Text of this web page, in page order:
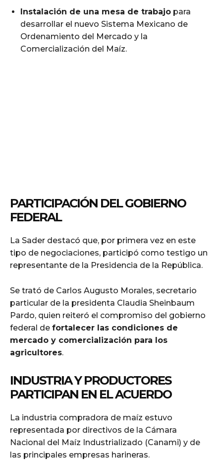
Instalación de una mesa de trabajo para
desarrollar el nuevo Sistema Mexicano de
Ordenamiento del Mercado y la
Comercialización del Maíz.
PARTICIPACIÓN DEL GOBIERNO
FEDERAL
La Sader destacó que, por primera vez en este
tipo de negociaciones, participó como testigo un
representante de la Presidencia de la República.
Se trató de Carlos Augusto Morales, secretario
particular de la presidenta Claudia Sheinbaum
Pardo, quien reiteró el compromiso del gobierno
federal de fortalecer las condiciones de
mercado y comercialización para los
agricultores.
INDUSTRIA Y PRODUCTORES
PARTICIPAN EN EL ACUERDO
La industria compradora de maíz estuvo
representada por directivos de la Cámara
Nacional del Maíz Industrializado (Canami) y de
las principales empresas harineras.